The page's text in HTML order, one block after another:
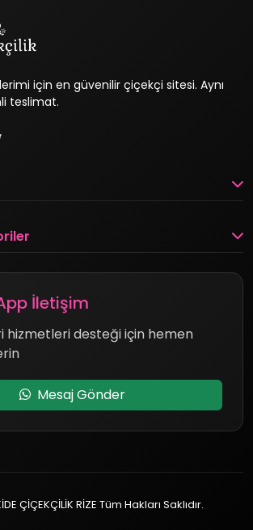
için en güvenilir çiçekçi sitesi. Aynı
teslimat.
İletişim
hizmetleri desteği için hemen
Mesaj Gönder
ÇİÇEKÇİLİK RİZE Tüm Hakları Saklıdır.